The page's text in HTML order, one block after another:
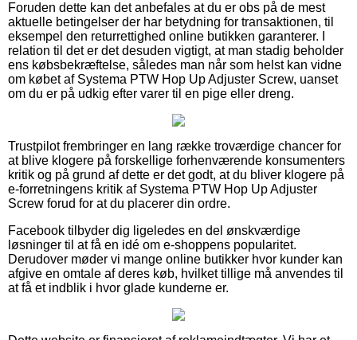
Foruden dette kan det anbefales at du er obs på de mest
aktuelle betingelser der har betydning for transaktionen, til
eksempel den returrettighed online butikken garanterer. I
relation til det er det desuden vigtigt, at man stadig beholder
ens købsbekræftelse, således man når som helst kan vidne
om købet af Systema PTW Hop Up Adjuster Screw, uanset
om du er på udkig efter varer til en pige eller dreng.
Trustpilot frembringer en lang række troværdige chancer for
at blive klogere på forskellige forhenværende konsumenters
kritik og på grund af dette er det godt, at du bliver klogere på
e-forretningens kritik af Systema PTW Hop Up Adjuster
Screw forud for at du placerer din ordre.
Facebook tilbyder dig ligeledes en del ønskværdige
løsninger til at få en idé om e-shoppens popularitet.
Derudover møder vi mange online butikker hvor kunder kan
afgive en omtale af deres køb, hvilket tillige må anvendes til
at få et indblik i hvor glade kunderne er.